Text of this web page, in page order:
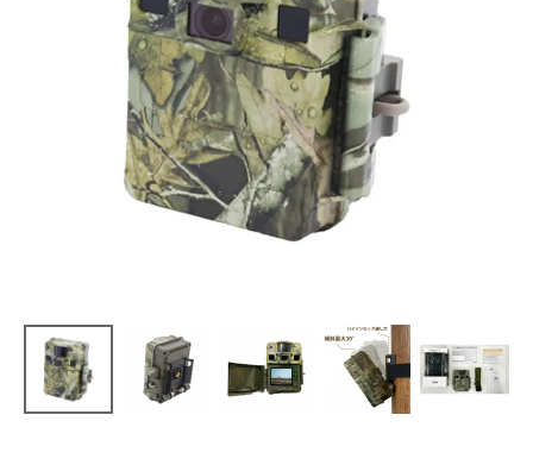
トレイルカメラ（セン
サーカメラ）
屋外防犯・監視カメ
（SDカード録画）
金網柵
ュ柵等）
箱わな
（イノシシ・シ
箱わな（アライグマ・ハ
クビシン・ネズミ等）
防獣・防鳥ネット
くくり罠（イノシシ・
シカ等）
忌避用品